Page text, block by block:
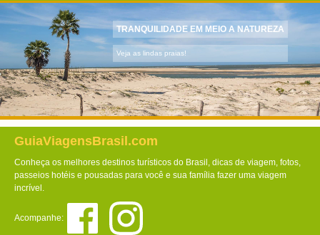
TRANQUILIDADE EM MEIO A NATUREZA
Veja as lindas praias!
GuiaViagensBrasil.com
Conheça os melhores destinos turísticos do Brasil, dicas de viagem, fotos,
passeios hotéis e pousadas para você e sua família fazer uma viagem
incrível.
Acompanhe: